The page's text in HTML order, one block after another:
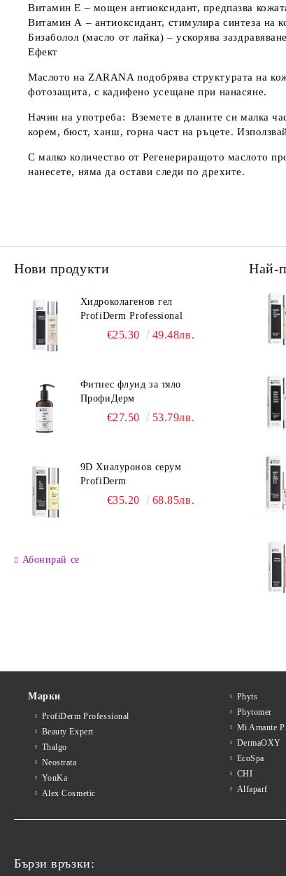
Витамин Е – мощен антиоксидант, предпазва
Витамин А – антиоксидант, стимулира синтеза на
Бизаболол (масло от лайка) – ускорява
Ефект
Маслото на ZARANAподобрява структурата на
фотозащита, с кадифено усещане при нанасяне.
Начин на употреба:Вземете в дланите си малка
корем, бюст, ханш, горна част на ръцете.
С малко количество от Регенериращото маслото
нанесете, няма да остави следи по дрехите.
Нови продукти
Хидроколагенов гел
ProfiDerm Professional
€25.30 49.48лв.
Фитнес флуид за тяло
ПрофиДерм
€27.50 53.79лв.
9D Хиалуронов серум
ProfiDerm
€35.20 68.85лв.
Абонирай се
Най-
Марки
ProfiDerm Professional
Beauty Expert
Thalgo
Neostrata
YonKa
Alex Cosmetic
Phyts
Phytomer
Mi Amante
DermaOXY
EcoSpa
CHI
Alfaparf
Бързи връзки: